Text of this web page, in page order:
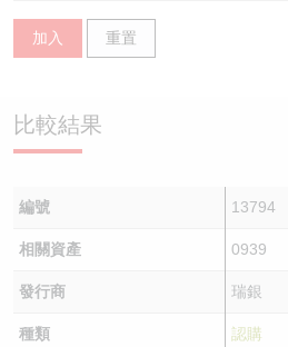
加入 重置
比較結果
編號 13794
相關資產 0939
發行商 瑞銀
種類 認購
認股證/牛熊證日誌
認股證文件及公告
牛熊證到期結算價查詢
牛熊證分析儀
牛熊證文件及公告 (瑞信)
中資ETFs溢價比較
AH 股價對照
收市競價變化